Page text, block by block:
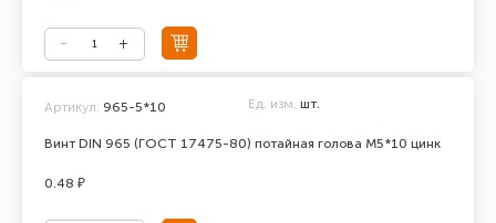
Винт DIN 965 (ГОСТ 17475-80) потайная голова М5*10 цинк
Артикул: 965-5*10 Ед. изм. шт.
0.48 ₽